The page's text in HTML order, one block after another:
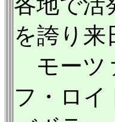
各地で活
を誇り来
モーツ
フ・ロ